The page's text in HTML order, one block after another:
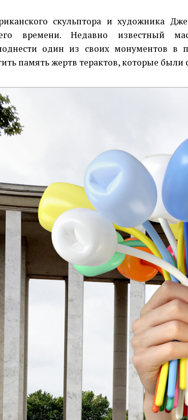
скульптора и художника
времени. Недавно известный
один из своих монументов в
память жертв терактов, которые